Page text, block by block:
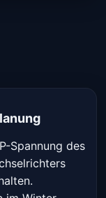
Spannung des